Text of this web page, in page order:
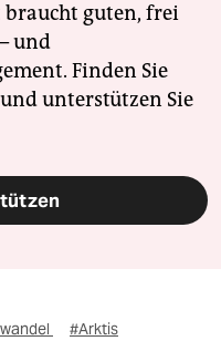
braucht guten, frei
und
Finden Sie
unterstützen Sie
#Arktis